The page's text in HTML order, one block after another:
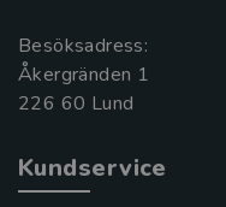
Besöksadress:
Åkergränden 1
Kundservice